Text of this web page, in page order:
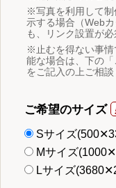
※写真を利用して制
示する場合（Web
も、リンク設置が必
※止むを得ない事情
能な場合は、下の
をご記入の上ご相談
ご希望のサイズ
Sサイズ
Mサイズ
Lサイズ